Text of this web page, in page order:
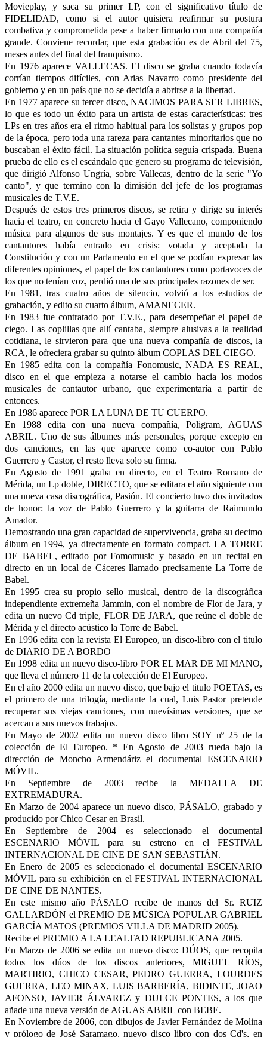
Movieplay, y saca su primer LP, con el significativo título de
FIDELIDAD, como si el autor quisiera reafirmar su postura
combativa y comprometida pese a haber firmado con una compañía
grande. Conviene recordar, que esta grabación es de Abril del 75,
meses antes del final del franquismo.
En 1976 aparece VALLECAS. El disco se graba cuando todavía
corrían tiempos difíciles, con Arias Navarro como presidente del
gobierno y en un país que no se decidía a abrirse a la libertad.
En 1977 aparece su tercer disco, NACIMOS PARA SER LIBRES,
lo que es todo un éxito para un artista de estas características: tres
LPs en tres años era el ritmo habitual para los solistas y grupos pop
de la época, pero toda una rareza para cantantes minoritarios que no
buscaban el éxito fácil. La situación política seguía crispada. Buena
prueba de ello es el escándalo que genero su programa de televisión,
que dirigió Alfonso Ungría, sobre Vallecas, dentro de la serie "Yo
canto", y que termino con la dimisión del jefe de los programas
musicales de T.V.E.
Después de estos tres primeros discos, se retira y dirige su interés
hacia el teatro, en concreto hacia el Gayo Vallecano, componiendo
música para algunos de sus montajes. Y es que el mundo de los
cantautores había entrado en crisis: votada y aceptada la
Constitución y con un Parlamento en el que se podían expresar las
diferentes opiniones, el papel de los cantautores como portavoces de
los que no tenían voz, perdió una de sus principales razones de ser.
En 1981, tras cuatro años de silencio, volvió a los estudios de
grabación, y edito su cuarto álbum, AMANECER.
En 1983 fue contratado por T.V.E., para desempeñar el papel de
ciego. Las coplillas que allí cantaba, siempre alusivas a la realidad
cotidiana, le sirvieron para que una nueva compañía de discos, la
RCA, le ofreciera grabar su quinto álbum COPLAS DEL CIEGO.
En 1985 edita con la compañía Fonomusic, NADA ES REAL,
disco en el que empieza a notarse el cambio hacia los modos
musicales de cantautor urbano, que experimentaría a partir de
entonces.
En 1986 aparece POR LA LUNA DE TU CUERPO.
En 1988 edita con una nueva compañía, Poligram, AGUAS
ABRIL. Uno de sus álbumes más personales, porque excepto en
dos canciones, en las que aparece como co-autor con Pablo
Guerrero y Castor, el resto lleva solo su firma.
En Agosto de 1991 graba en directo, en el Teatro Romano de
Mérida, un Lp doble, DIRECTO, que se editara el año siguiente con
una nueva casa discográfica, Pasión. El concierto tuvo dos invitados
de honor: la voz de Pablo Guerrero y la guitarra de Raimundo
Amador.
Demostrando una gran capacidad de supervivencia, graba su decimo
álbum en 1994, ya directamente en formato compact. LA TORRE
DE BABEL, editado por Fomomusic y basado en un recital en
directo en un local de Cáceres llamado precisamente La Torre de
Babel.
En 1995 crea su propio sello musical, dentro de la discográfica
independiente extremeña Jammin, con el nombre de Flor de Jara, y
edita un nuevo Cd triple, FLOR DE JARA, que reúne el doble de
Mérida y el directo acústico la Torre de Babel.
En 1996 edita con la revista El Europeo, un disco-libro con el titulo
de DIARIO DE A BORDO
En 1998 edita un nuevo disco-libro POR EL MAR DE MI MANO,
que lleva el número 11 de la colección de El Europeo.
En el año 2000 edita un nuevo disco, que bajo el titulo POETAS, es
el primero de una trilogía, mediante la cual, Luis Pastor pretende
recuperar sus viejas canciones, con nuevísimas versiones, que se
acercan a sus nuevos trabajos.
En Mayo de 2002 edita un nuevo disco libro SOY nº 25 de la
colección de El Europeo. * En Agosto de 2003 rueda bajo la
dirección de Moncho Armendáriz el documental ESCENARIO
MÓVIL.
En Septiembre de 2003 recibe la MEDALLA DE
EXTREMADURA.
En Marzo de 2004 aparece un nuevo disco, PÁSALO, grabado y
producido por Chico Cesar en Brasil.
En Septiembre de 2004 es seleccionado el documental
ESCENARIO MÓVIL para su estreno en el FESTIVAL
INTERNACIONAL DE CINE DE SAN SEBASTIÁN.
En Enero de 2005 es seleccionado el documental ESCENARIO
MÓVIL para su exhibición en el FESTIVAL INTERNACIONAL
DE CINE DE NANTES.
En este mismo año PÁSALO recibe de manos del Sr. RUIZ
GALLARDÓN el PREMIO DE MÚSICA POPULAR GABRIEL
GARCÍA MATOS (PREMIOS VILLA DE MADRID 2005).
Recibe el PREMIO A LA LEALTAD REPUBLICANA 2005.
En Marzo de 2006 se edita un nuevo disco: DÚOS, que recopila
todos los dúos de los discos anteriores, MIGUEL RÍOS,
MARTIRIO, CHICO CESAR, PEDRO GUERRA, LOURDES
GUERRA, LEO MINAX, LUIS BARBERÍA, BIDINTE, JOAO
AFONSO, JAVIER ÁLVAREZ y DULCE PONTES, a los que
añade una nueva versión de AGUAS ABRIL con BEBE.
En Noviembre de 2006, con dibujos de Javier Fernández de Molina
y prólogo de José Saramago, nuevo disco libro con dos Cd's, en